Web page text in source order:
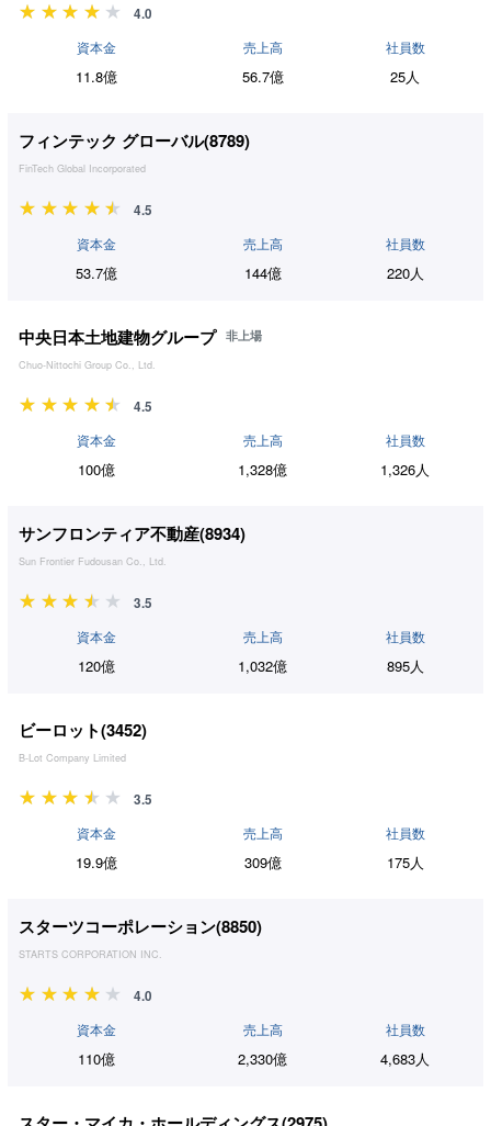
4.0
資本金
11.8億
売上高
56.7億
社員数
25人
フィンテック グローバル(8789)
FinTech Global Incorporated
4.5
資本金
53.7億
売上高
144億
社員数
220人
中央日本土地建物グループ 非上場
Chuo-Nittochi Group Co., Ltd.
4.5
資本金
100億
売上高
1,328億
社員数
1,326人
サンフロンティア不動産(8934)
Sun Frontier Fudousan Co., Ltd.
3.5
資本金
120億
売上高
1,032億
社員数
895人
ビーロット(3452)
B-Lot Company Limited
3.5
資本金
19.9億
売上高
309億
社員数
175人
スターツコーポレーション(8850)
STARTS CORPORATION INC.
4.0
資本金
110億
売上高
2,330億
社員数
4,683人